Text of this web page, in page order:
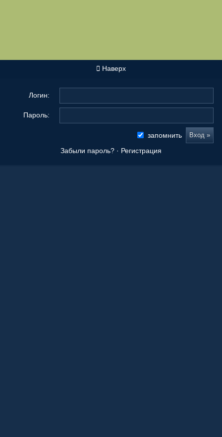
Наверх
Логин:
Пароль:
запомнить
Забыли пароль? · Регистрация